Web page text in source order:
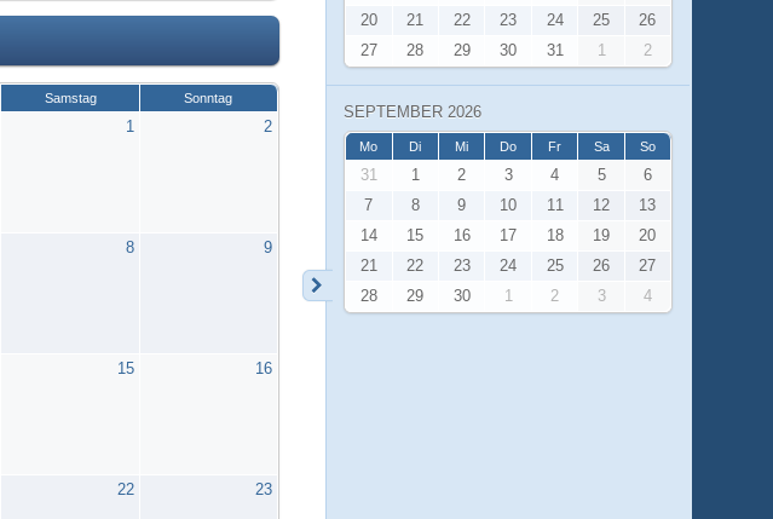
Samstag Sonntag
1 2
8 9
15 16
22 23
20
21 22 23 24 25
26
27
28 29 30 31 1 2
SEPTEMBER 2026
Mo Di Mi Do Fr Sa So
31 1 2 3 4 5
6
7
8 9 10 11 12
13
14
15 16 17 18 19
20
21
22 23 24 25 26
27
28
29 30 1 2 3 4